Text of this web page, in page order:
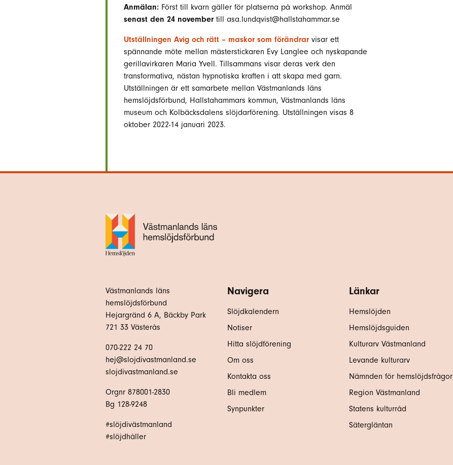
Anmälan: Först till kvarn gäller för platserna på workshop. Anmäl
senast den 24 novembertill asa.lundqvist@hallstahammar.se
Utställningen Avig och rätt – maskor som förändrarvisar ett
spännande möte mellan mästerstickaren Evy Langlee och nyskapande
gerillavirkaren Maria Yvell. Tillsammans visar deras verk den
transformativa, nästan hypnotiska kraften i att skapa med garn.
Utställningen är ett samarbete mellan Västmanlands läns
hemslöjdsförbund, Hallstahammars kommun, Västmanlands läns
museum och Kolbäcksdalens slöjdarförening. Utställningen visas 8
oktober 2022-14 januari 2023.
Västmanlands läns
hemslöjdsförbund
Hejargränd 6 A, Bäckby Park
721 33 Västerås
070-222 24 70
hej@slojdivastmanland.se
slojdivastmanland.se
Orgnr 878001-2830
Bg 128-9248
#slöjdivästmanland
#slöjdhåller
Navigera
Slöjdkalendern
Notiser
Hitta slöjdförening
Om oss
Kontakta oss
Bli medlem
Synpunkter
Länkar
Hemslöjden
Hemslöjdsguiden
Kulturarv Västmanland
Levande kulturarv
Nämnden för hemslöjdsfrågor
Region Västmanland
Statens kulturråd
Sätergläntan